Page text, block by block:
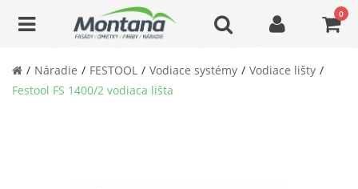
0
Náradie FESTOOL Vodiace systémy
Vodiace lišty
Festool FS 1400/2 vodiaca lišta